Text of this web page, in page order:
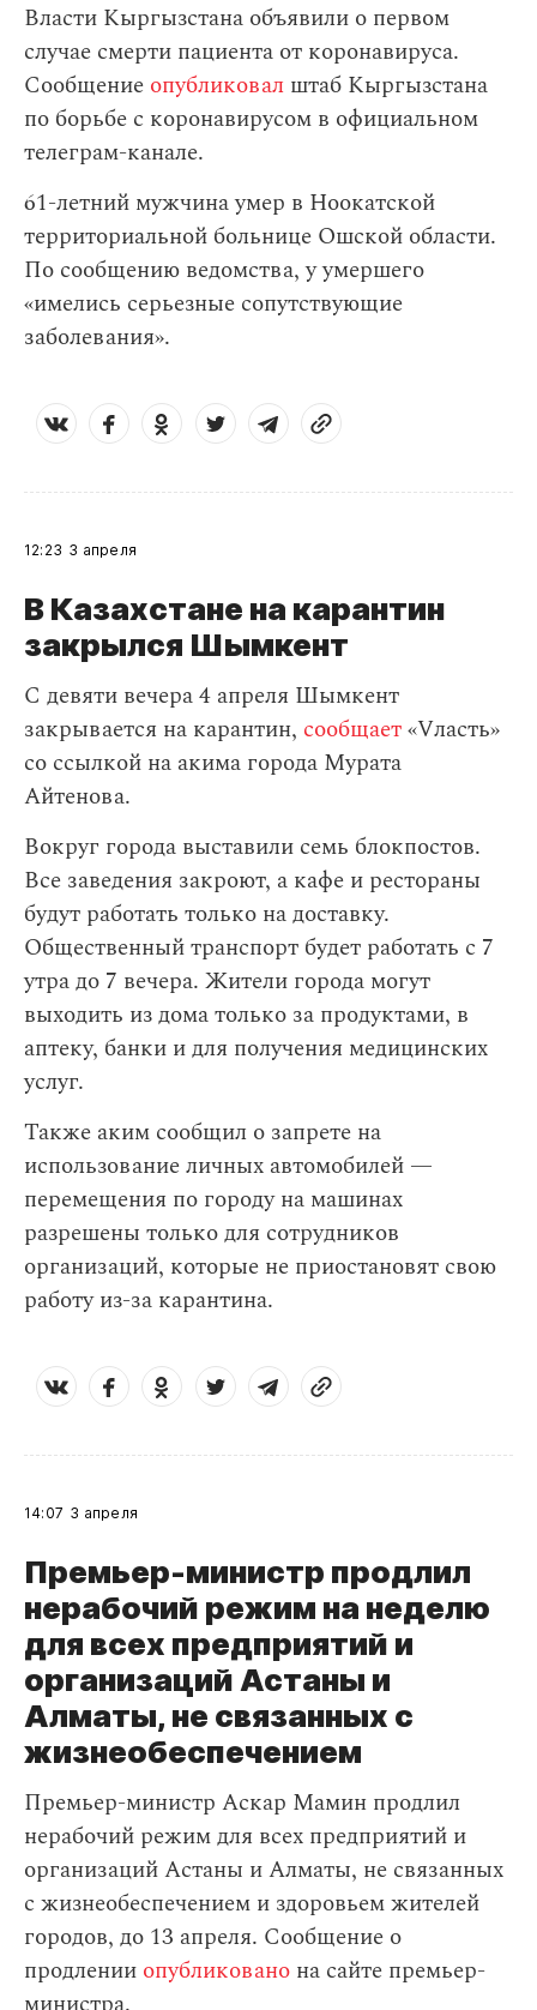
Власти Кыргызстана объявили о первом
случае смерти пациента от коронавируса.
Сообщение опубликовал штаб Кыргызстана
по борьбе с коронавирусом в официальном
телеграм-канале.
61-летний мужчина умер в Ноокатской
территориальной больнице Ошской области.
По сообщению ведомства, у умершего
«имелись серьезные сопутствующие
заболевания».
12:23 3 апреля
В Казахстане на карантин
закрылся Шымкент
С девяти вечера 4 апреля Шымкент
закрывается на карантин, сообщает«Vласть»
со ссылкой на акима города Мурата
Айтенова.
Вокруг города выставили семь блокпостов.
Все заведения закроют, а кафе и рестораны
будут работать только на доставку.
Общественный транспорт будет работать с 7
утра до 7 вечера. Жители города могут
выходить из дома только за продуктами, в
аптеку, банки и для получения медицинских
услуг.
Также аким сообщил о запрете на
использование личных автомобилей —
перемещения по городу на машинах
разрешены только для сотрудников
организаций, которые не приостановят свою
работу из-за карантина.
14:07 3 апреля
Премьер-министр продлил
нерабочий режим на неделю
для всех предприятий и
организаций Астаны и
Алматы, не связанных с
жизнеобеспечением
Премьер-министр Аскар Мамин продлил
нерабочий режим для всех предприятий и
организаций Астаны и Алматы, не связанных
с жизнеобеспечением и здоровьем жителей
городов, до 13 апреля. Сообщение о
продлении опубликовано на сайте премьер-